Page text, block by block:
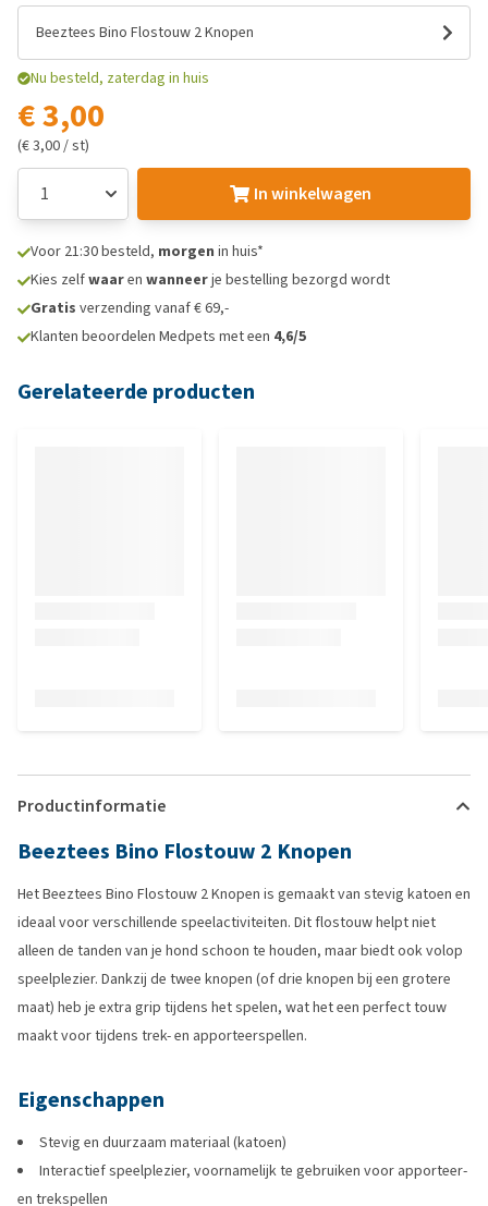
Beeztees Bino Flostouw 2 Knopen
Nu besteld, zaterdag in huis
€ 3,00
(€ 3,00 / st)
In winkelwagen
Voor 21:30 besteld, morgen in huis*
Kies zelfwaaren wanneerje bestelling bezorgd wordt
Gratis verzending vanaf € 69,-
Klanten beoordelen Medpets met een 4,6/5
Gerelateerde producten
Productinformatie
Beeztees Bino Flostouw 2 Knopen
Het Beeztees Bino Flostouw 2 Knopen is gemaakt van stevig katoen en
ideaal voor verschillende speelactiviteiten. Dit flostouw helpt niet
alleen de tanden van je hond schoon te houden, maar biedt ook volop
speelplezier. Dankzij de twee knopen (of drie knopen bij een grotere
maat) heb je extra grip tijdens het spelen, wat het een perfect touw
maakt voor tijdens trek- en apporteerspellen.
Eigenschappen
Stevig en duurzaam materiaal (katoen)
Interactief speelplezier, voornamelijk te gebruiken voor apporteer-
en trekspellen